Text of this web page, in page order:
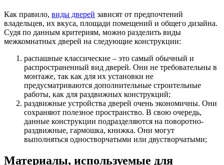
Как правило, виды дверей зависят от предпочтений
владельцев, их вкуса, площади помещений и общего дизайна.
Судя по данным критериям, можно разделить виды
межкомнатных дверей на следующие конструкции:
распашные классические – это самый обычный и
распространенный вид дверей. Они не требовательны в
монтаже, так как для их установки не
предусматриваются дополнительные строительные
работы, как для раздвижных конструкций;
раздвижные устройства дверей очень экономичны. Они
сохраняют полезное пространство. В свою очередь,
данные конструкции подразделяются на поворотно-
раздвижные, гармошка, книжка. Они могут
выполняться одностворчатыми или двустворчатыми;
Материалы, используемые для